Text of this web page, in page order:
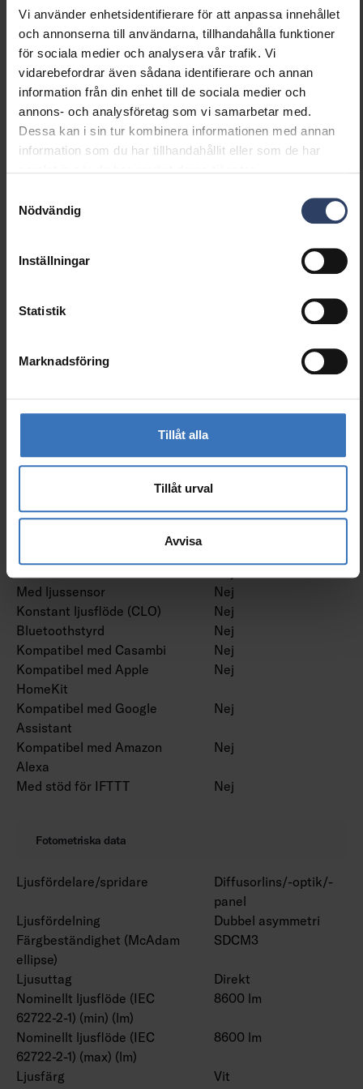
Vi använder enhetsidentifierare för att anpassa innehållet
och annonserna till användarna, tillhandahålla funktioner
för sociala medier och analysera vår trafik. Vi
vidarebefordrar även sådana identifierare och annan
information från din enhet till de sociala medier och
annons- och analysföretag som vi samarbetar med.
Dessa kan i sin tur kombinera informationen med annan
information som du har tillhandahållit eller som de har
Nödvändig
Inställningar
Statistik
Marknadsföring
Tillåt alla
Tillåt urval
Avvisa
Dimningsbar
Ja
Dimning 0-10 V
Nej
Dimning 1-10 V
Nej
Dimning DALI
Ja
Dimning DSI
Dimning LineSwitch
Dimning
cut-off)
cut-on)
Dimning potentiometer
(integrerad)
Nej
Dimming sinusvåg (Sine
Nej
Dimning Zigbee
Nej
Med ljussensor
Nej
Konstant ljusflöde (CLO)
Nej
Bluetoothstyrd
Nej
Kompatibel med Casambi
Nej
Kompatibel med Apple
HomeKit
Nej
Kompatibel med Google
Assistant
Nej
Kompatibel med Amazon
Alexa
Nej
Med stöd för IFTTT Nej
Fotometriska data
Ljusfördelare/spridare
Diffusorlins/-optik/-
panel
Ljusfördelning
Dubbel asymmetri
Färgbeständighet (McAdam
ellipse)
SDCM3
Ljusuttag
Direkt
Nominellt ljusflöde (IEC
62722-2-1) (min) (lm)
8600 lm
Nominellt ljusflöde (IEC
62722-2-1) (max) (lm)
8600 lm
Ljusfärg
Vit